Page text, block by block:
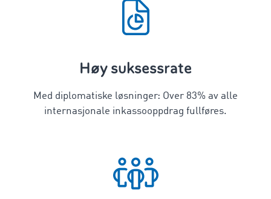
Høy suksessrate
Med diplomatiske løsninger: Over 83% av alle
internasjonale inkassooppdrag fullføres.